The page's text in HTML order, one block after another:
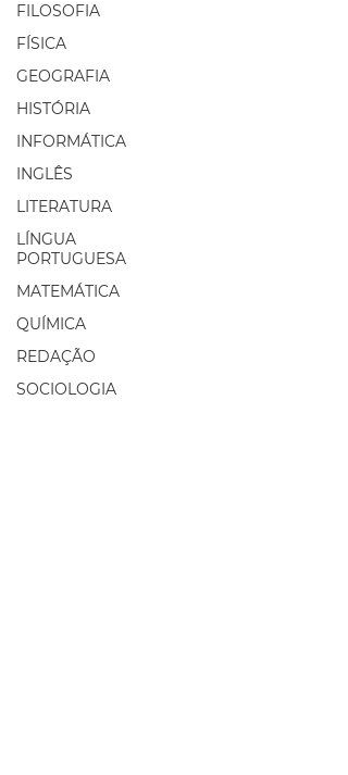
FILOSOFIA
FÍSICA
GEOGRAFIA
HISTÓRIA
INFORMÁTICA
INGLÊS
LITERATURA
LÍNGUA
PORTUGUESA
MATEMÁTICA
QUÍMICA
REDAÇÃO
SOCIOLOGIA